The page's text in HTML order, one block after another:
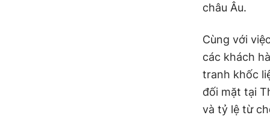
châu Âu.
Cùng với
các khách
tranh khốc
đối mặt tại
và tỷ lệ từ